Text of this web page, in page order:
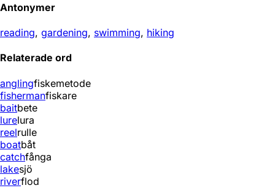
Antonymer
reading, gardening, swimming, hiking
Relaterade ord
anglingfiskemetode
fishermanfiskare
baitbete
lurelura
reelrulle
boatbåt
catchfånga
lakesjö
riverflod